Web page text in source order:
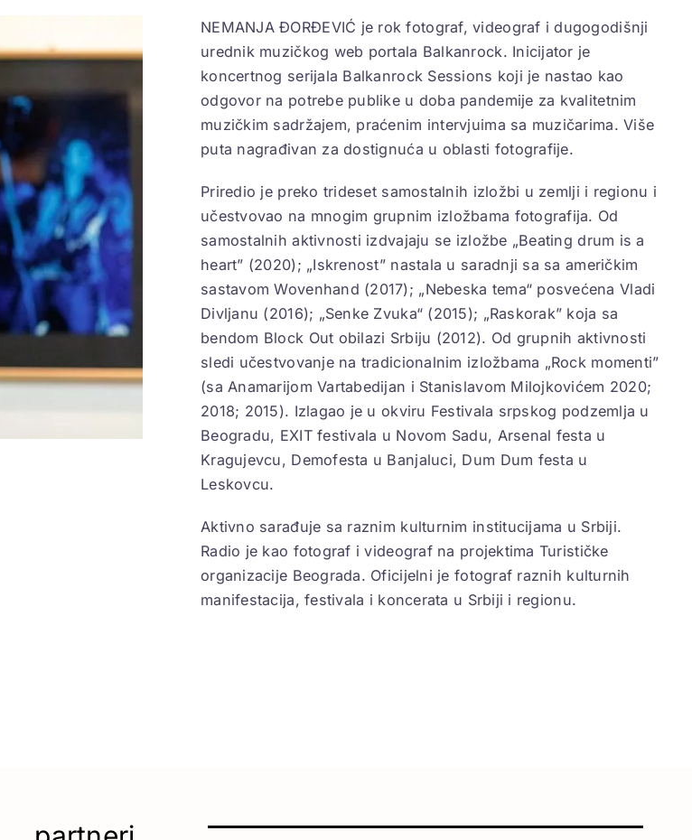
NEMANJA ĐORĐEVIĆ je rok fotograf, videograf i dugogodišnji
urednik muzičkog web portala Balkanrock. Inicijator je
koncertnog serijala Balkanrock Sessions koji je nastao kao
odgovor na potrebe publike u doba pandemije za kvalitetnim
muzičkim sadržajem, praćenim intervjuima sa muzičarima. Više
puta nagrađivan za dostignuća u oblasti fotografije.
Priredio je preko trideset samostalnih izložbi u zemlji i regionu i
učestvovao na mnogim grupnim izložbama fotografija. Od
samostalnih aktivnosti izdvajaju se izložbe „Beating drum is a
heart” (2020); „Iskrenost” nastala u saradnji sa sa američkim
sastavom Wovenhand (2017); „Nebeska tema“ posvećena Vladi
Divljanu (2016); „Senke Zvuka“ (2015); „Raskorak” koja sa
bendom Block Out obilazi Srbiju (2012). Od grupnih aktivnosti
sledi učestvovanje na tradicionalnim izložbama „Rock momenti”
(sa Anamarijom Vartabedijan i Stanislavom Milojkovićem 2020;
2018; 2015). Izlagao je u okviru Festivala srpskog podzemlja u
Beogradu, EXIT festivala u Novom Sadu, Arsenal festa u
Kragujevcu, Demofesta u Banjaluci, Dum Dum festa u
Leskovcu.
Aktivno sarađuje sa raznim kulturnim institucijama u Srbiji.
Radio je kao fotograf i videograf na projektima Turističke
organizacije Beograda. Oficijelni je fotograf raznih kulturnih
manifestacija, festivala i koncerata u Srbiji i regionu.